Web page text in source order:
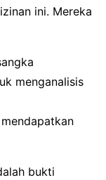
ini. Mereka
menganalisis
bukti